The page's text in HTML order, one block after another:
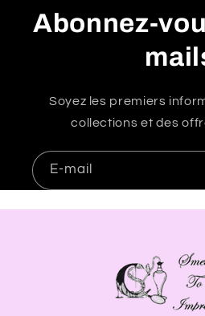
Abonnez-
Soyez les premiers
collections et des
E-mail